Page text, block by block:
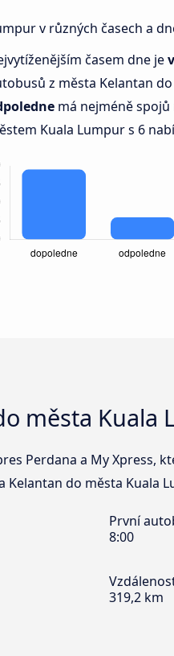
v různých časech a
časem dne je
z města Kelantan
má nejméně
Kuala Lumpur s 6
města Kuala
Perdana a My Xpress,
do města Kuala
První
8:00
319,2 km